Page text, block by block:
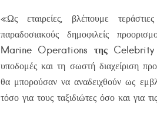
«Ως εταιρείες, βλέπουμε
παραδοσιακούς δημοφιλείς
Marine Operations της
υποδομές και τη σωστή διαχείριση
θα μπορούσαν να αναδειχθούν ως
τόσο για τους ταξιδιώτες όσο και για